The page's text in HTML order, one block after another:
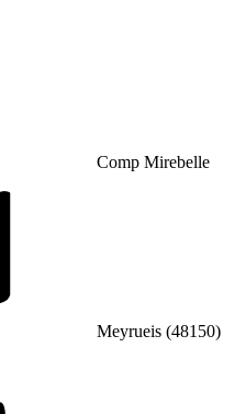
Comp Mirebelle
Meyrueis (48150)